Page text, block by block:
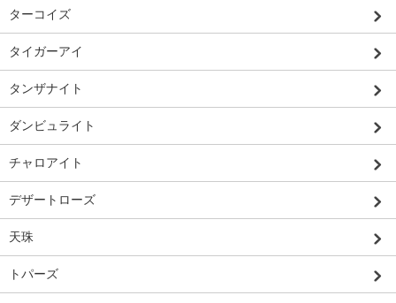
ターコイズ
タイガーアイ
タンザナイト
ダンビュライト
チャロアイト
デザートローズ
天珠
トパーズ